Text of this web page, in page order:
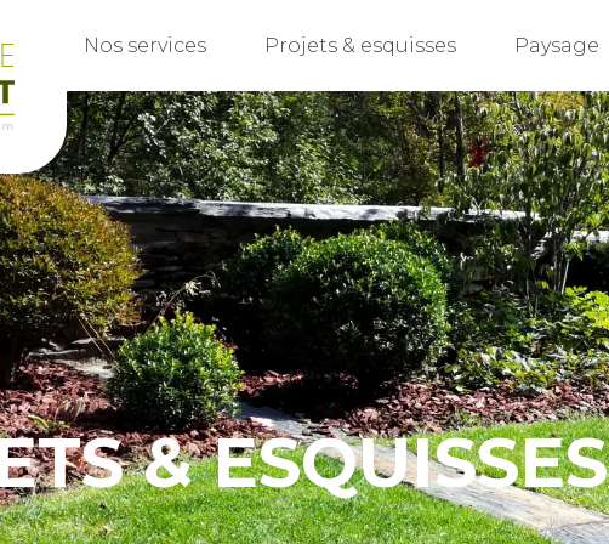
Nos services Projets & esquisses Paysage
& ESQUISSES